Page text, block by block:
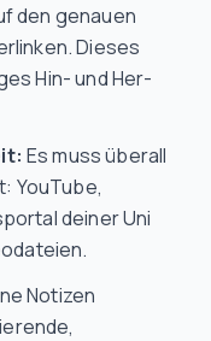
den genauen
Dieses
Hin- und Her-
Es muss überall
YouTube,
deiner Uni
Notizen